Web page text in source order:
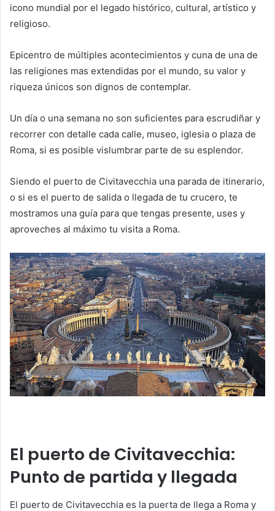
icono mundial por el legado histórico, cultural, artístico y
religioso.
Epicentro de múltiples acontecimientos y cuna de una de
las religiones mas extendidas por el mundo, su valor y
riqueza únicos son dignos de contemplar.
Un día o una semana no son suficientes para escrudiñar y
recorrer con detalle cada calle, museo, iglesia o plaza de
Roma, si es posible vislumbrar parte de su esplendor.
Siendo el puerto de Civitavecchia una parada de itinerario,
o si es el puerto de salida o llegada de tu crucero, te
mostramos una guía para que tengas presente, uses y
aproveches al máximo tu visita a Roma.
El puerto de Civitavecchia:
Punto de partida y llegada
El puerto de Civitavecchia es la puerta de llega a Roma y